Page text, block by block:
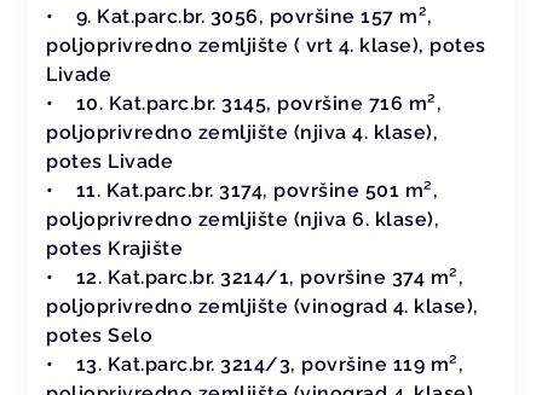
• 9. Kat.parc.br. 3056, površine 157 m²,
poljoprivredno zemljište ( vrt 4. klase), potes
Livade
• 10. Kat.parc.br. 3145, površine 716 m²,
poljoprivredno zemljište (njiva 4. klase),
potes Livade
• 11. Kat.parc.br. 3174, površine 501 m²,
poljoprivredno zemljište (njiva 6. klase),
potes Krajište
• 12. Kat.parc.br. 3214/1, površine 374 m²,
poljoprivredno zemljište (vinograd 4. klase),
potes Selo
• 13. Kat.parc.br. 3214/3, površine 119 m²,